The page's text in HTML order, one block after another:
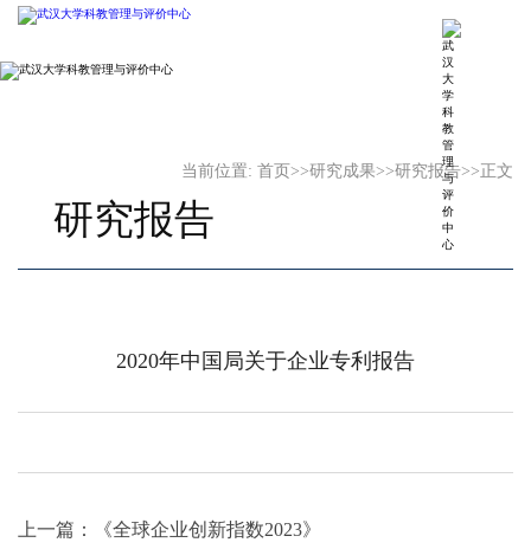
当前位置: 首页 >>研究成果>>研究报告>> 正文
研究报告
2020年中国局关于企业专利报告
上一篇： 《全球企业创新指数2023》